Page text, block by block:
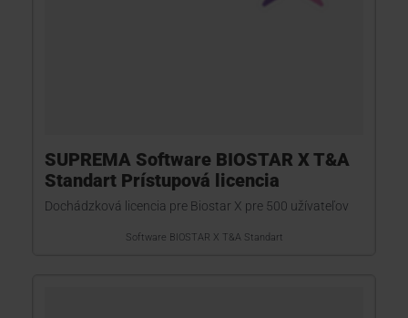
SUPREMA Software BIOSTAR X T&A
Standart Prístupová licencia
Dochádzková licencia pre Biostar X pre 500 užívateľov
Software BIOSTAR X T&A Standart